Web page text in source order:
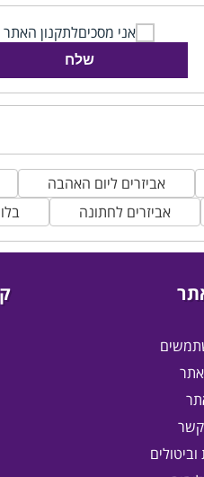
אני מסכיםלתקנון האתר
שלח
אביזרים ליום האהבה
אביזרים לחתונה
קשר